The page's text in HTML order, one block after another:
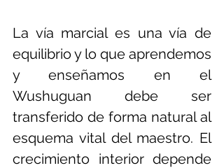
La vía marcial es una vía de
equilibrio y lo que aprendemos
y enseñamos en el
Wushuguan debe ser
transferido de forma natural al
esquema vital del maestro. El
crecimiento interior depende